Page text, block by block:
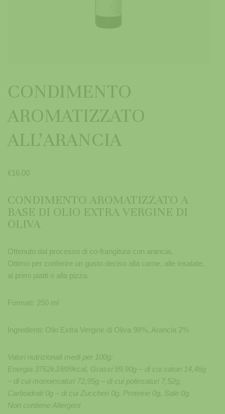
CONDIMENTO
AROMATIZZATO
ALL’ARANCIA
€ 16,00
CONDIMENTO AROMATIZZATO A
BASE DI OLIO EXTRA VERGINE DI
OLIVA
Ottenuto dal processo di co-frangitura con arancia.
Ottimo per conferire un gusto deciso alla carne, alle insalate,
ai primi piatti o alla pizza.
Formati: 250 ml
Ingredienti: Olio Extra Vergine di Oliva 98%, Arancia 2%
Valori nutrizionali medi per 100g:
Energia 3762kJ/899kcal, Grassi 99,90g – di cui saturi 14,46g
– di cui monoinsaturi 72,95g – di cui polinsaturi 7,52g,
Carboidrati 0g – di cui Zuccheri 0g, Proteine 0g, Sale 0g.
Non contiene Allergeni